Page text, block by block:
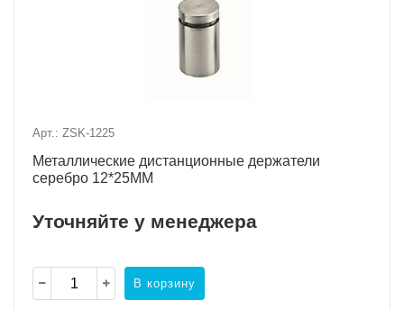
Арт.: ZSK-1225
Металлические дистанционные держатели
серебро 12*25MM
Уточняйте у менеджера
В корзину